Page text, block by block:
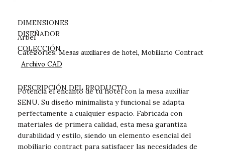
DESCRIPCIÓN DEL PRODUCTO
Potencia el encanto de tu hotel con la mesa auxiliar
SENU. Su diseño minimalista y funcional se adapta
perfectamente a cualquier espacio. Fabricada con
materiales de primera calidad, esta mesa garantiza
durabilidad y estilo, siendo un elemento esencial del
mobiliario contract para satisfacer las necesidades de
DIMENSIONES
DISEÑADOR
Arbel
COLECCIÓN
Categories:Mesas auxiliares de hotel, Mobiliario Contract
DESCARGAS
Archivo CAD